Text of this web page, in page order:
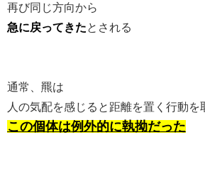
再び同じ方向から
急に戻ってきたとされる
通常、羆は
人の気配を感じると距離を置く行動を
この個体は例外的に執拗だった